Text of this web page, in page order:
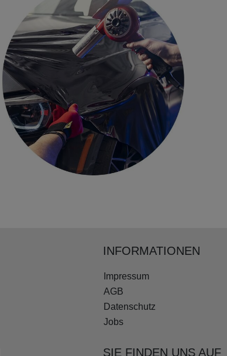
INFORMATIONEN
Impressum
AGB
Datenschutz
Jobs
SIE FINDEN UNS AUF